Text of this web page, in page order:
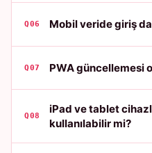
Q06 Mobil veride giriş
Q07 PWA güncellemesi
Q08
iPad ve tablet
kullanılabilir mi?